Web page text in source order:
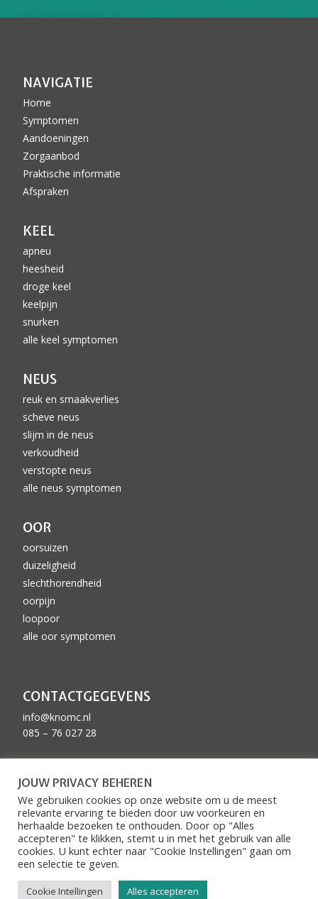
NAVIGATIE
Home
Symptomen
Aandoeningen
Zorgaanbod
Praktische informatie
Afspraken
KEEL
apneu
heesheid
droge keel
keelpijn
snurken
alle keel symptomen
NEUS
reuk en smaakverlies
scheve neus
slijm in de neus
verkoudheid
verstopte neus
alle neus symptomen
OOR
oorsuizen
duizeligheid
slechthorendheid
oorpijn
loopoor
alle oor symptomen
CONTACTGEGEVENS
info@knomc.nl
085 – 76 027 28
© 2026 KNO medisch centrum | Privacy voorwaarden
JOUW PRIVACY BEHEREN
We gebruiken cookies op onze website om u de meest
relevante ervaring te bieden door uw voorkeuren en
herhaalde bezoeken te onthouden. Door op "Alles
accepteren" te klikken, stemt u in met het gebruik van alle
cookies. U kunt echter naar "Cookie Instellingen" gaan om
een ​​selectie te geven.
Cookie Intellingen Alles accepteren